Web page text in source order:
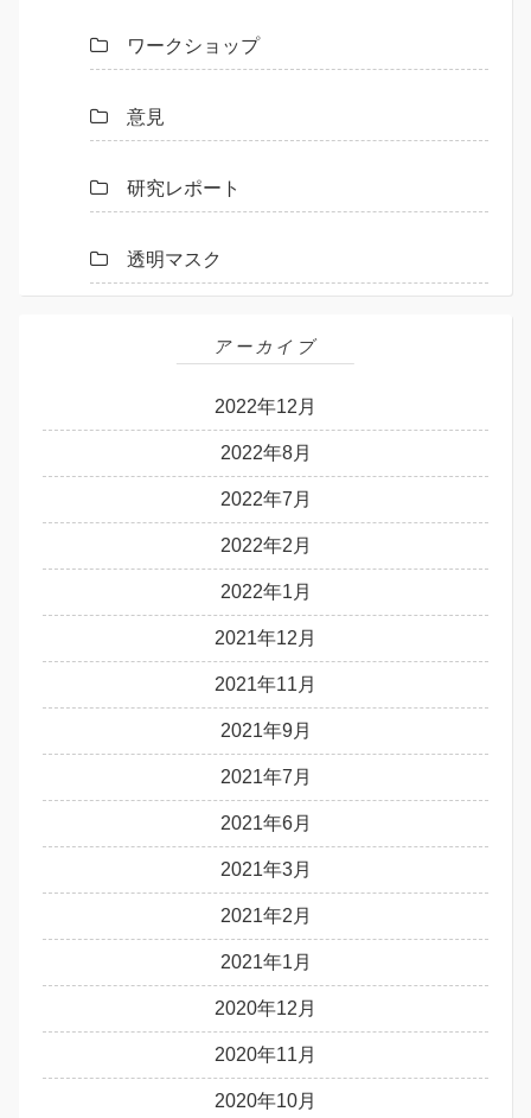
ワークショップ
意見
研究レポート
透明マスク
アーカイブ
2022年12月
2022年8月
2022年7月
2022年2月
2022年1月
2021年12月
2021年11月
2021年9月
2021年7月
2021年6月
2021年3月
2021年2月
2021年1月
2020年12月
2020年11月
2020年10月